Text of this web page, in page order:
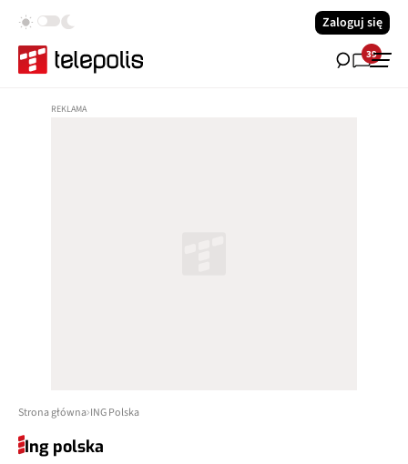
Zaloguj się
39
Strona główna ING Polska
Ing polska